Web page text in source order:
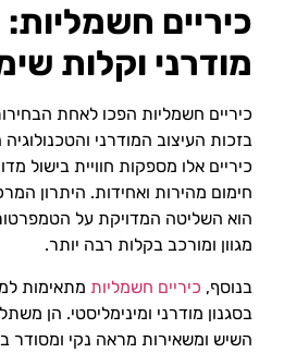
כיריים חשמליות:
מודרני וקלות
כיריים חשמליות הפכו לאחת
בזכות העיצוב המודרני
כיריים אלו מספקות חוויית בישול
חימום מהירות ואחידות. היתרון
הוא השליטה המדויקת על
מגוון ומורכב בקלות רבה יותר.
בנוסף, כיריים חשמליות מתאימות
בסגנון מודרני ומינימליסטי. הן
השיש ומשאירות מראה נקי ומסודר